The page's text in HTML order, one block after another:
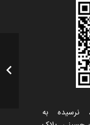
نرسیده به